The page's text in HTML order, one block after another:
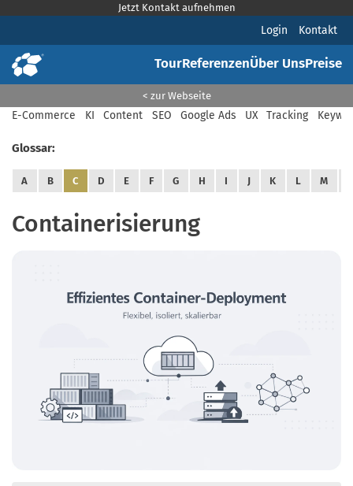
Jetzt Kontakt aufnehmen
Login Kontakt
TourReferenzenÜber UnsPreise
< zur Webseite
E-Commerce KI Content SEO Google Ads UX Tracking
Glossar:
A B C D E F G H I J K L M
Containerisierung